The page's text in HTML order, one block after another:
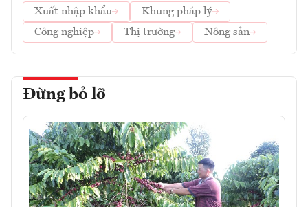
Xuất nhập khẩu
Khung pháp lý
Công nghiệp
Thị trường Nông sản
Đừng bỏ lỡ